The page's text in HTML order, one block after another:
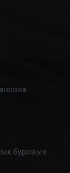
буровых…